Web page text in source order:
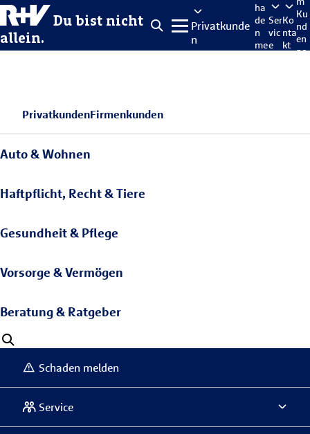
Du bist nicht
allein.
Privatkunde
n
ha
de
n
me
Ser
vic
e
Ko
nta
kt
Ku
nd
en
po
PrivatkundenFirmenkunden
Auto & Wohnen
Haftpflicht, Recht & Tiere
Gesundheit & Pflege
Vorsorge & Vermögen
Beratung & Ratgeber
Schaden melden
Service